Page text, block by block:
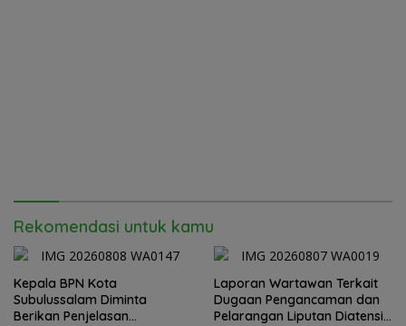
Rekomendasi untuk kamu
Kepala BPN Kota
Subulussalam Diminta
Berikan Penjelasan
Laporan Wartawan Terkait
Dugaan Pengancaman dan
Pelarangan Liputan Diatensi